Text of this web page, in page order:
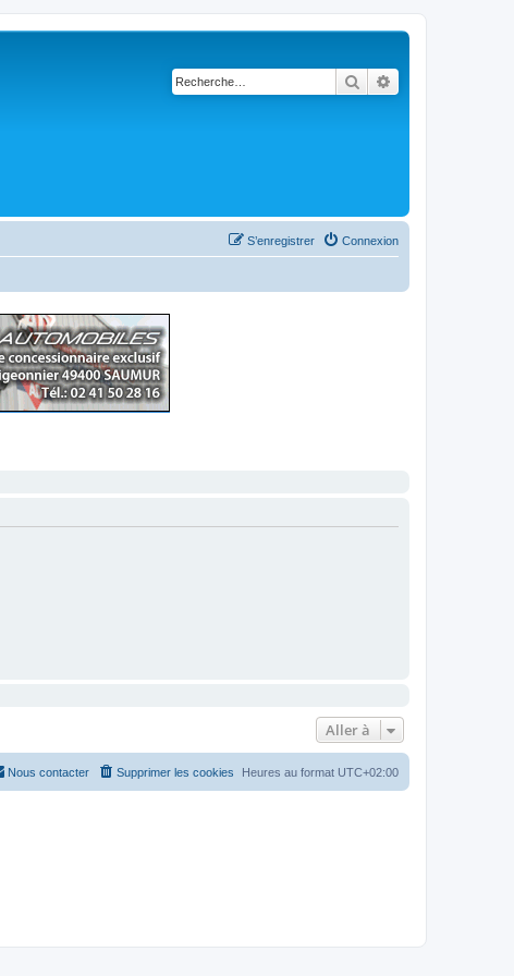
Rechercher
Connexion
S’enregistrer
Aller à
Heures au format UTC+02:00
Supprimer les cookies
Nous contacter